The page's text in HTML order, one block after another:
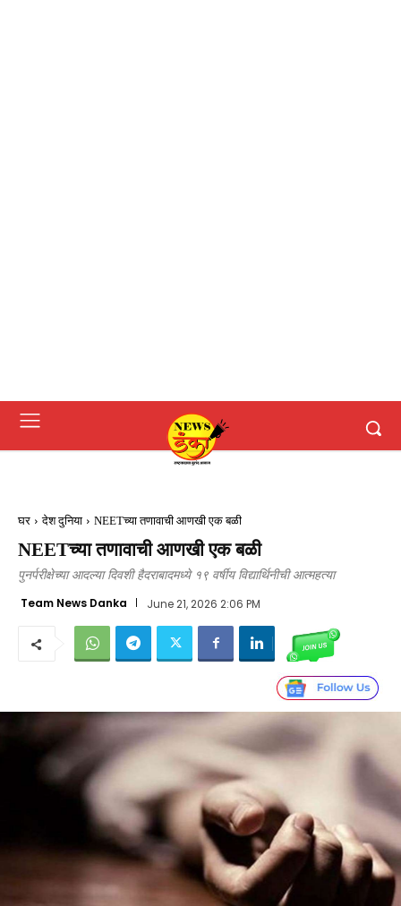
घर देश दुनिया NEETच्या तणावाची आणखी एक बळी
NEETच्या तणावाची आणखी एक बळी
पुनर्परीक्षेच्या आदल्या दिवशी हैदराबादमध्ये १९ वर्षीय विद्यार्थिनीची आत्महत्या
Team News Danka June 21, 2026 2:06 PM